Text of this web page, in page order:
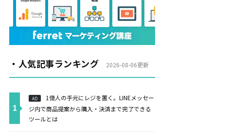
・人気記事ランキング 2026-08-06更新
AD
1億人の手元にレジを置く。LINEメッセー
ジ内で商品提案から購入・決済まで完了できる
ツールとは